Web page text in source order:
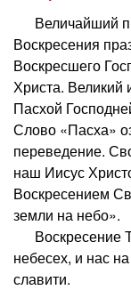
Величайший
Воскресения
Воскресшего
Христа. Великий
Пасхой
Слово «Пасха»
переведение.
наш Иисус
Воскресением
земли на небо».
Воскресение
небесех, и нас
славити.